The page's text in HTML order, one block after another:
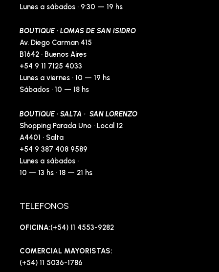
Lunes a sábados · 9:30 — 19 hs
BOUTIQUE · LOMAS DE SAN ISIDRO
Av. Diego Carman 415
B1642 · Buenos Aires
+54 9 11 7125 4033
Lunes a viernes · 10 — 19 hs
Sábados · 10 — 18 hs
BOUTIQUE · SALTA · SAN LORENZO
Shopping Parada Uno · Local 12
A4401 · Salta
+54 9 387 408 9589
Lunes a sábados ·
10 — 13 hs · 18 — 21 hs
TELEFONOS
OFICINA:(+54) 11 4553-9282
COMERCIAL MAYORISTAS:
(+54) 11 5036-1786